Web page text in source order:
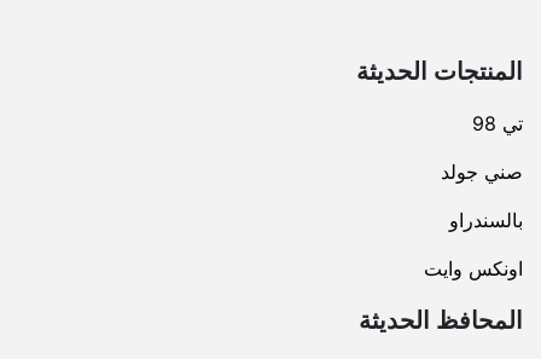
المنتجات الحديثة
تي 98
صني جولد
بالسندراو
اونكس وايت
المحافظ الحديثة